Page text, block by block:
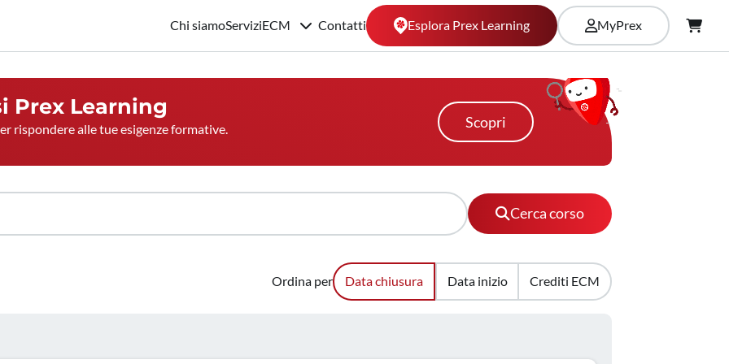
Chi siamoServiziECM Contatti Esplora Prex Learning MyPrex
Prex Learning
rispondere alle tue esigenze formative. Scopri
Cerca corso
Ordina per Data chiusura Data inizio Crediti ECM